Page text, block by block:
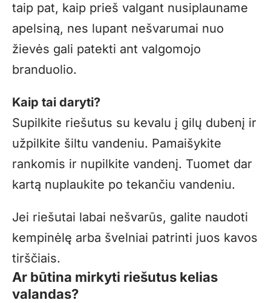
taip pat, kaip prieš valgant nusiplauname
apelsiną, nes lupant nešvarumai nuo
žievės gali patekti ant valgomojo
branduolio.
Kaip tai daryti?
Supilkite riešutus su kevalu į gilų dubenį ir
užpilkite šiltu vandeniu. Pamaišykite
rankomis ir nupilkite vandenį. Tuomet dar
kartą nuplaukite po tekančiu vandeniu.
Jei riešutai labai nešvarūs, galite naudoti
kempinėlę arba švelniai patrinti juos kavos
tirščiais.
Ar būtina mirkyti riešutus kelias
valandas?